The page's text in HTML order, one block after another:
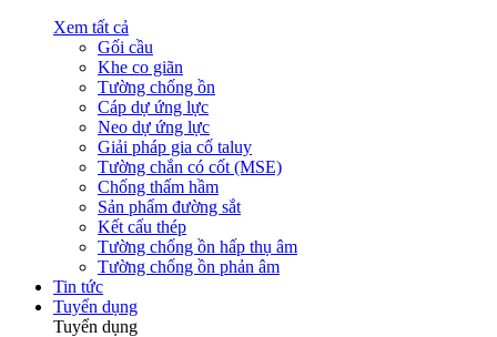
Xem tất cả
Gối cầu
Khe co giãn
Tường chống ồn
Cáp dự ứng lực
Neo dự ứng lực
Giải pháp gia cố taluy
Tường chắn có cốt (MSE)
Chống thấm hầm
Sản phẩm đường sắt
Kết cấu thép
Tường chống ồn hấp thụ âm
Tường chống ồn phản âm
Tin tức
Tuyển dụng
Tuyển dụng